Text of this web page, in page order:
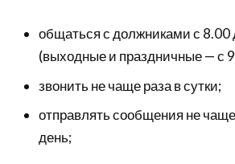
общаться с должниками с 8.00
(выходные и праздничные — с
звонить не чаще раза в сутки;
отправлять сообщения не
день;